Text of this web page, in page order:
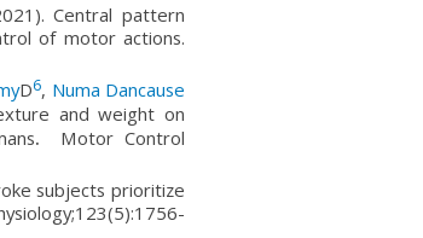
Central pattern
of motor actions.
D6, Numa Dancause
and weight on
.
Motor Control
subjects prioritize